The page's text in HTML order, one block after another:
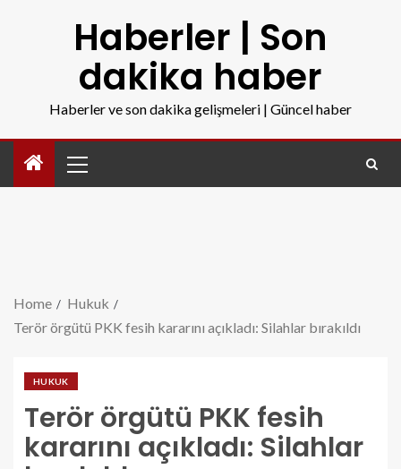
Haberler | Son
dakika haber
Haberler ve son dakika gelişmeleri | Güncel haber
Home
Hukuk
Terör örgütü PKK fesih kararını açıkladı: Silahlar bırakıldı
HUKUK
Terör örgütü PKK fesih
kararını açıkladı: Silahlar